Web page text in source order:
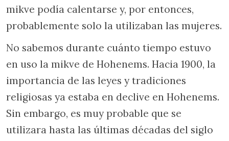
mikve podía calentarse y, por entonces,
probablemente solo la utilizaban las mujeres.
No sabemos durante cuánto tiempo estuvo
en uso la mikve de Hohenems. Hacia 1900, la
importancia de las leyes y tradiciones
religiosas ya estaba en declive en Hohenems.
Sin embargo, es muy probable que se
utilizara hasta las últimas décadas del siglo